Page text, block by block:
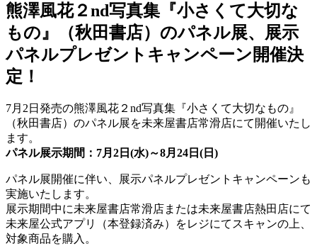
熊澤風花２nd写真集『小さくて大切な
もの』（秋田書店）のパネル展、展示
パネルプレゼントキャンペーン開催決
定！
7月2日発売の熊澤風花２nd写真集『小さくて大切なもの』
（秋田書店）のパネル展を未来屋書店常滑店にて開催いたし
ます。
パネル展示期間：7月2日(水)～8月24日(日)
パネル展開催に伴い、展示パネルプレゼントキャンペーンも
実施いたします。
展示期間中に未来屋書店常滑店または未来屋書店熱田店にて
未来屋公式アプリ（本登録済み）をレジにてスキャンの上、
対象商品を購入。